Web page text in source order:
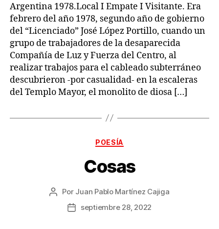
Argentina 1978.Local I Empate I Visitante. Era
febrero del año 1978, segundo año de gobierno
del “Licenciado” José López Portillo, cuando un
grupo de trabajadores de la desaparecida
Compañía de Luz y Fuerza del Centro, al
realizar trabajos para el cableado subterráneo
descubrieron -por casualidad- en la escaleras
del Templo Mayor, el monolito de diosa […]
Categorías
POESÍA
Cosas
Autor
Por Juan Pablo Martínez Cajiga
Fechaseptiembre 28, 2022